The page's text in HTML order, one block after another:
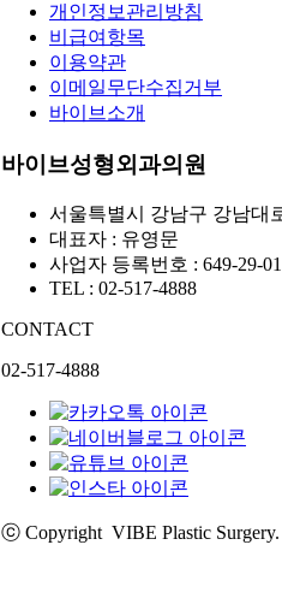
개인정보관리방침
비급여항목
이용약관
이메일무단수집거부
바이브소개
바이브성형외과의원
서울특별시 강남구 강남대
대표자 : 유영문
사업자 등록번호 : 649-29-
TEL : 02-517-4888
CONTACT
02-517-4888
ⓒ Copyright VIBE Plastic